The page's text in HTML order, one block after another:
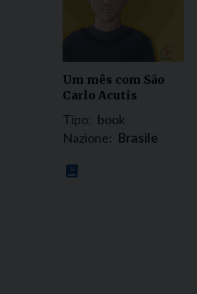
Um mês com São
Carlo Acutis
Tipo: book
Nazione: Brasile